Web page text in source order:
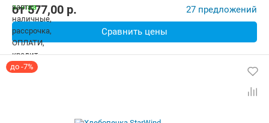
от577,00 p. 27 предложений
Сравнить цены
до -7%